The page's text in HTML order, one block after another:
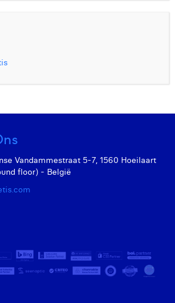
Vandammestraat 5-7, 1560 Hoeilaart
floor) - België